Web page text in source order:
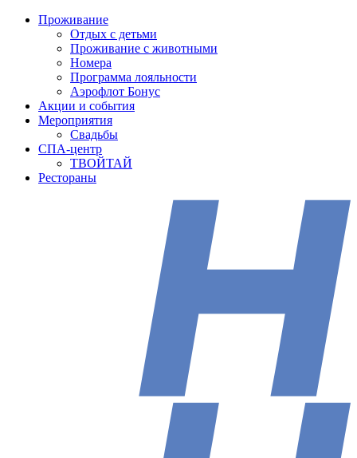
Проживание
Отдых с детьми
Проживание с животными
Номера
Программа лояльности
Аэрофлот Бонус
Акции и события
Мероприятия
Свадьбы
СПА-центр
ТВОЙТАЙ
Рестораны